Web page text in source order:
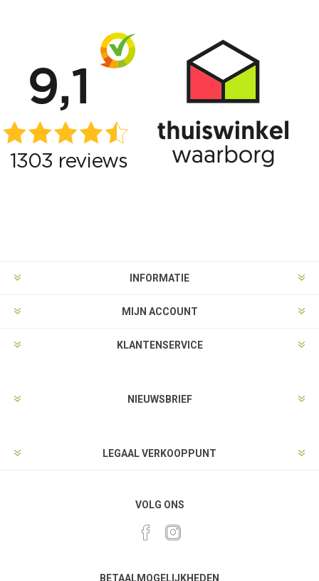
INFORMATIE
MIJN ACCOUNT
KLANTENSERVICE
NIEUWSBRIEF
LEGAAL VERKOOPPUNT
VOLG ONS
BETAALMOGELIJKHEDEN